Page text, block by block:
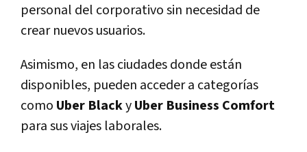
personal del corporativo sin necesidad de
crear nuevos usuarios.
Asimismo, en las ciudades donde están
disponibles, pueden acceder a categorías
como Uber BlackyUber Business Comfort
para sus viajes laborales.